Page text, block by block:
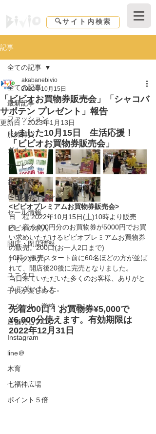
🔍サイト内検索
記事
全ての記事
最新記事
ファッション
服飾雑貨
グルメ
サービス
おしらせ
ビビオのイベント
セール情報
ビビオの求人
開店・閉店情報
テイクアウト
ユニクロ
子供が楽しめる
スクール・学校・レッスン
店舗発信ブログ
Instagram
line＠
木育
七福神広場
ポイント５倍
全ての記事
「ビビオお買物券販売会」「シャコバ
サボテン プレゼント」報告
akabanebivio
2022年10月15日
更新日： 2023年1月13日
しました10月15日　生活応援！
「ビビオお買物券販売会」
<ビビオプレミアムお買物券販売会>
日　程 2022年10月15日(土)10時より販売
内　容 6,000円分のお買物券が5000円でお買
い求めいただけるビビオプレミアムお買物券
の販売。200口(お一人2口まで)
10時の販売スタート前に60名ほどの方が並ば
れて、開店後20後に完売となりました。
当日来ていただいた多くのお客様、ありがと
うございました。
先着200口！お買物券¥5,000で
¥6,000分使えます。有効期限は
2022年12月31日